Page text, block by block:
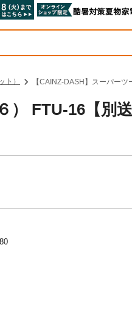
ト） 【CAINZ-DASH】スーパー
） FTU-16【別送